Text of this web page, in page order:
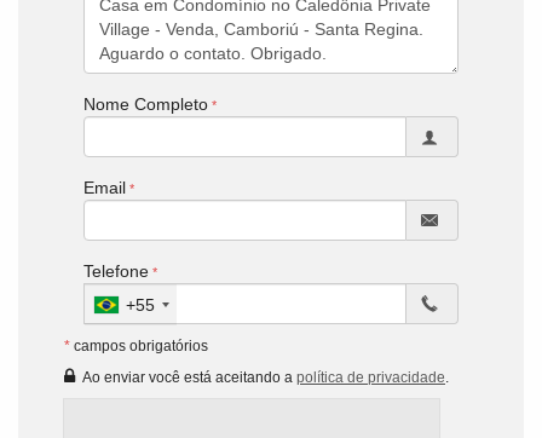
Nome Completo
Email
Telefone
+55
* campos obrigatórios
Ao enviar você está aceitando a política de privacidade.